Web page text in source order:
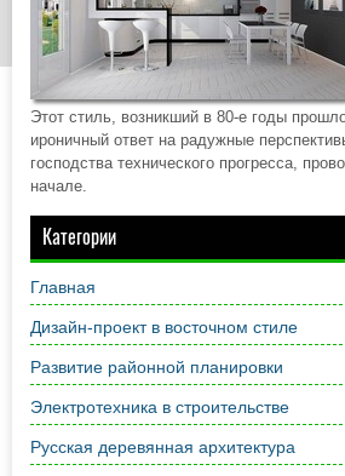
Этот стиль, возникший в 80-е годы
ироничный ответ на радужные
господства технического прогресса,
начале.
Категории
Главная
Дизайн-проект в восточном стиле
Развитие районной планировки
Электротехника в строительстве
Русская деревянная архитектура